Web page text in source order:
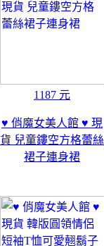
1187 元
♥ 俏魔女美人館 ♥ 現
貨 兒童鏤空方格蕾絲
裙子連身裙